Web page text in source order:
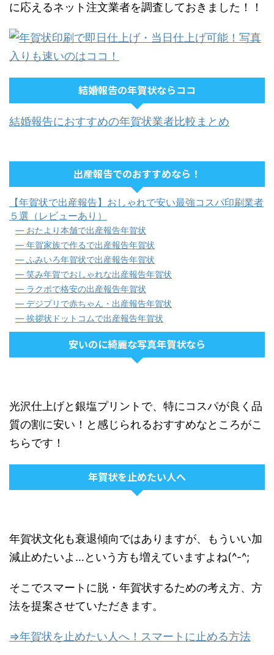
に応えるネット注文業者を調査しておきました！！
結婚報告の年賀状ならココ
結婚報告におすすめの年賀状業者比較まとめ
出産報告でのおすすめなら！
【年賀状で出産報告】おしゃれで安い最強コスパ印刷業者
５選（レビューあり）
― おたより本舗で出産報告年賀状
― 年賀家族で作るで出産報告年賀状
― ふみいろ年賀状で出産報告年賀状
― 笑み年賀でおしゃれな出産報告年賀状
― ラクポで格安の出産報告年賀状
― デジプリで赤ちゃん・出産報告年賀状
― 挨拶状ドットコムで出産報告年賀状
安いのに綺麗な写真年賀状なら
光沢仕上げと銀塩プリントで、特にコスパが良く品
質の割に安い！と感じられるおすすめなところがこ
ちらです！
年賀状を止めたい人へ
年賀状文化も衰退傾向ではありますが、もういい加
減止めたいよ…という方も増えていますよね(^-^;
そこでスマートに脱・年賀状するための考え方、方
法を提案させていただきます。
⇒年賀状を止めたい人へ！スマートに止める方法